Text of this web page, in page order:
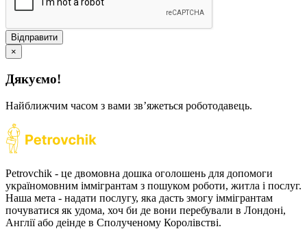
Відправити
×
Дякуємо!
Найближчим часом з вами звʼяжеться роботодавець.
Petrovchik - це двомовна дошка оголошень для допомоги
україномовним іммігрантам з пошуком роботи, житла і послуг.
Наша мета - надати послугу, яка дасть змогу іммігрантам
почуватися як удома, хоч би де вони перебували в Лондоні,
Англії або деінде в Сполученому Королівстві.